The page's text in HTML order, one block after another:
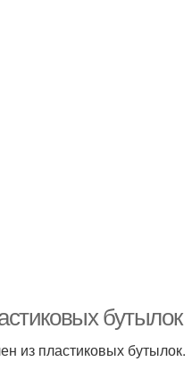
бутылок
из пластиковых бутылок.